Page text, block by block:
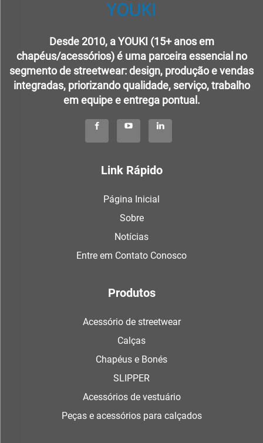
Desde 2010, a YOUKI (15+ anos em
chapéus/acessórios) é uma parceira essencial no
segmento de streetwear: design, produção e vendas
integradas, priorizando qualidade, serviço, trabalho
em equipe e entrega pontual.
Link Rápido
Página Inicial
Sobre
Notícias
Entre em Contato Conosco
Produtos
Acessório de streetwear
Calças
Chapéus e Bonés
SLIPPER
Acessórios de vestuário
Peças e acessórios para calçados